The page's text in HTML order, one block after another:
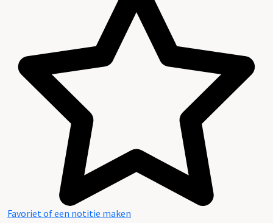
Favoriet of een notitie maken